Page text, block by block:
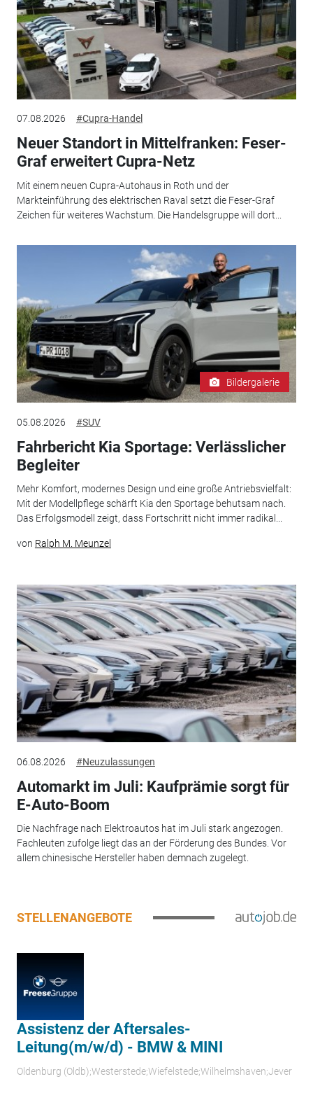
07.08.2026 #Cupra-Handel
Neuer Standort in Mittelfranken: Feser-
Graf erweitert Cupra-Netz
Mit einem neuen Cupra-Autohaus in Roth und der
Markteinführung des elektrischen Raval setzt die Feser-Graf
Zeichen für weiteres Wachstum. Die Handelsgruppe will dort...
Bildergalerie
05.08.2026 #SUV
Fahrbericht Kia Sportage: Verlässlicher
Begleiter
Mehr Komfort, modernes Design und eine große Antriebsvielfalt:
Mit der Modellpflege schärft Kia den Sportage behutsam nach.
Das Erfolgsmodell zeigt, dass Fortschritt nicht immer radikal...
von Ralph M. Meunzel
06.08.2026 #Neuzulassungen
Automarkt im Juli: Kaufprämie sorgt für
E-Auto-Boom
Die Nachfrage nach Elektroautos hat im Juli stark angezogen.
Fachleuten zufolge liegt das an der Förderung des Bundes. Vor
allem chinesische Hersteller haben demnach zugelegt.
STELLENANGEBOTE
Assistenz der Aftersales-
Leitung(m/w/d) - BMW & MINI
Oldenburg (Oldb);Westerstede;Wiefelstede;Wilhelmshaven;Jever